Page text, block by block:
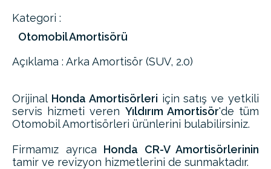
Kategori :
Otomobil Amortisörü
Açıklama : Arka Amortisör (SUV, 2.0)
Orijinal Honda Amortisörleri için satış ve yetkili
servis hizmeti veren Yıldırım Amortisör'de tüm
Otomobil Amortisörleri ürünlerini bulabilirsiniz.
Firmamız ayrıca Honda CR-V Amortisörlerinin
tamir ve revizyon hizmetlerini de sunmaktadır.